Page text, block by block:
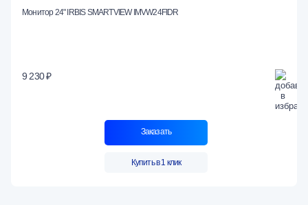
Монитор 24" IRBIS SMARTVIEW IMVW24FIDR
9 230 ₽
Заказать
Купить в 1 клик